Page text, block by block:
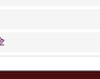
り運行できない日がござ